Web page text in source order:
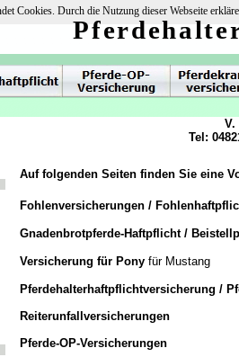
Cookies. Durch die Nutzung dieser Webseite
Auf folgenden Seiten finden Sie eine
Fohlenversicherungen /
Gnadenbrotpferde-Haftpflicht /
Versicherung für Pony für Mustang
Pferdehalterhaftpflichtversicherung /
Reiterunfallversicherungen
Pferde-OP-Versicherungen
V.
Tel: